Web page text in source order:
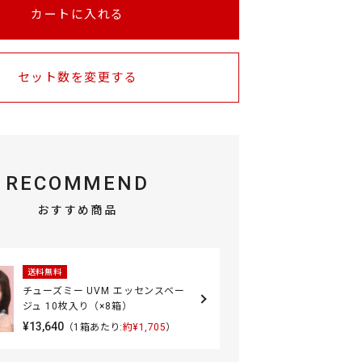
カートに入れる
セット数を変更する
RECOMMEND
おすすめ商品
送料無料
チューズミー UVM エッセンスベー
ジュ 10枚入り（×8箱）
¥13,640（1箱あたり:約¥1,705）